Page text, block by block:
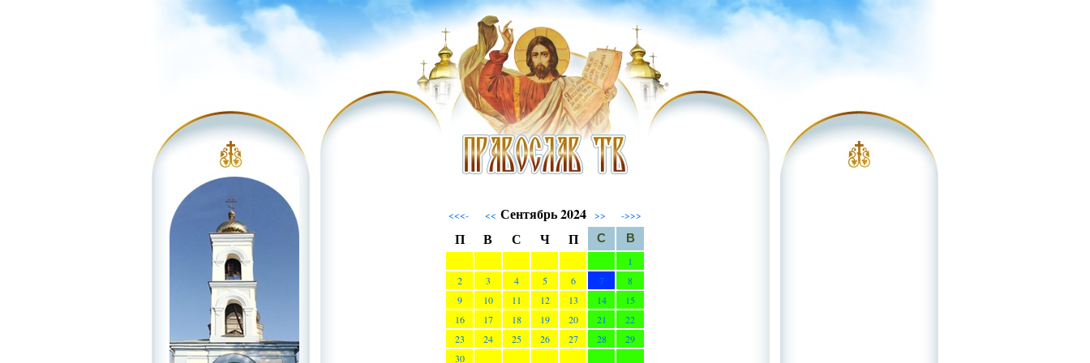
<<<- << Сентябрь 2024 >> ->>>
П В С Ч П С
В
1
2
3 4 5 6 7
8
9
10 11 12 13 14
15
16
17 18 19 20 21
22
23
24 25 26 27 28
29
30